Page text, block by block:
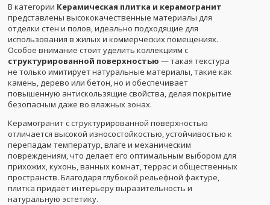
В категории Керамическая плитка и керамогранит
представлены высококачественные материалы для
отделки стен и полов, идеально подходящие для
использования в жилых и коммерческих помещениях.
Особое внимание стоит уделить коллекциям с
структурированной поверхностью — такая текстура
не только имитирует натуральные материалы, такие как
камень, дерево или бетон, но и обеспечивает
повышенную антискользящие свойства, делая покрытие
безопасным даже во влажных зонах.
Керамогранит с структурированной поверхностью
отличается высокой износостойкостью, устойчивостью к
перепадам температур, влаге и механическим
повреждениям, что делает его оптимальным выбором для
прихожих, кухонь, ванных комнат, террас и общественных
пространств. Благодаря глубокой рельефной фактуре,
плитка придаёт интерьеру выразительность и
натуральную эстетику.